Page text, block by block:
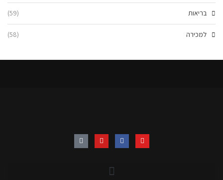
בריאות (59)
למכירה (58)